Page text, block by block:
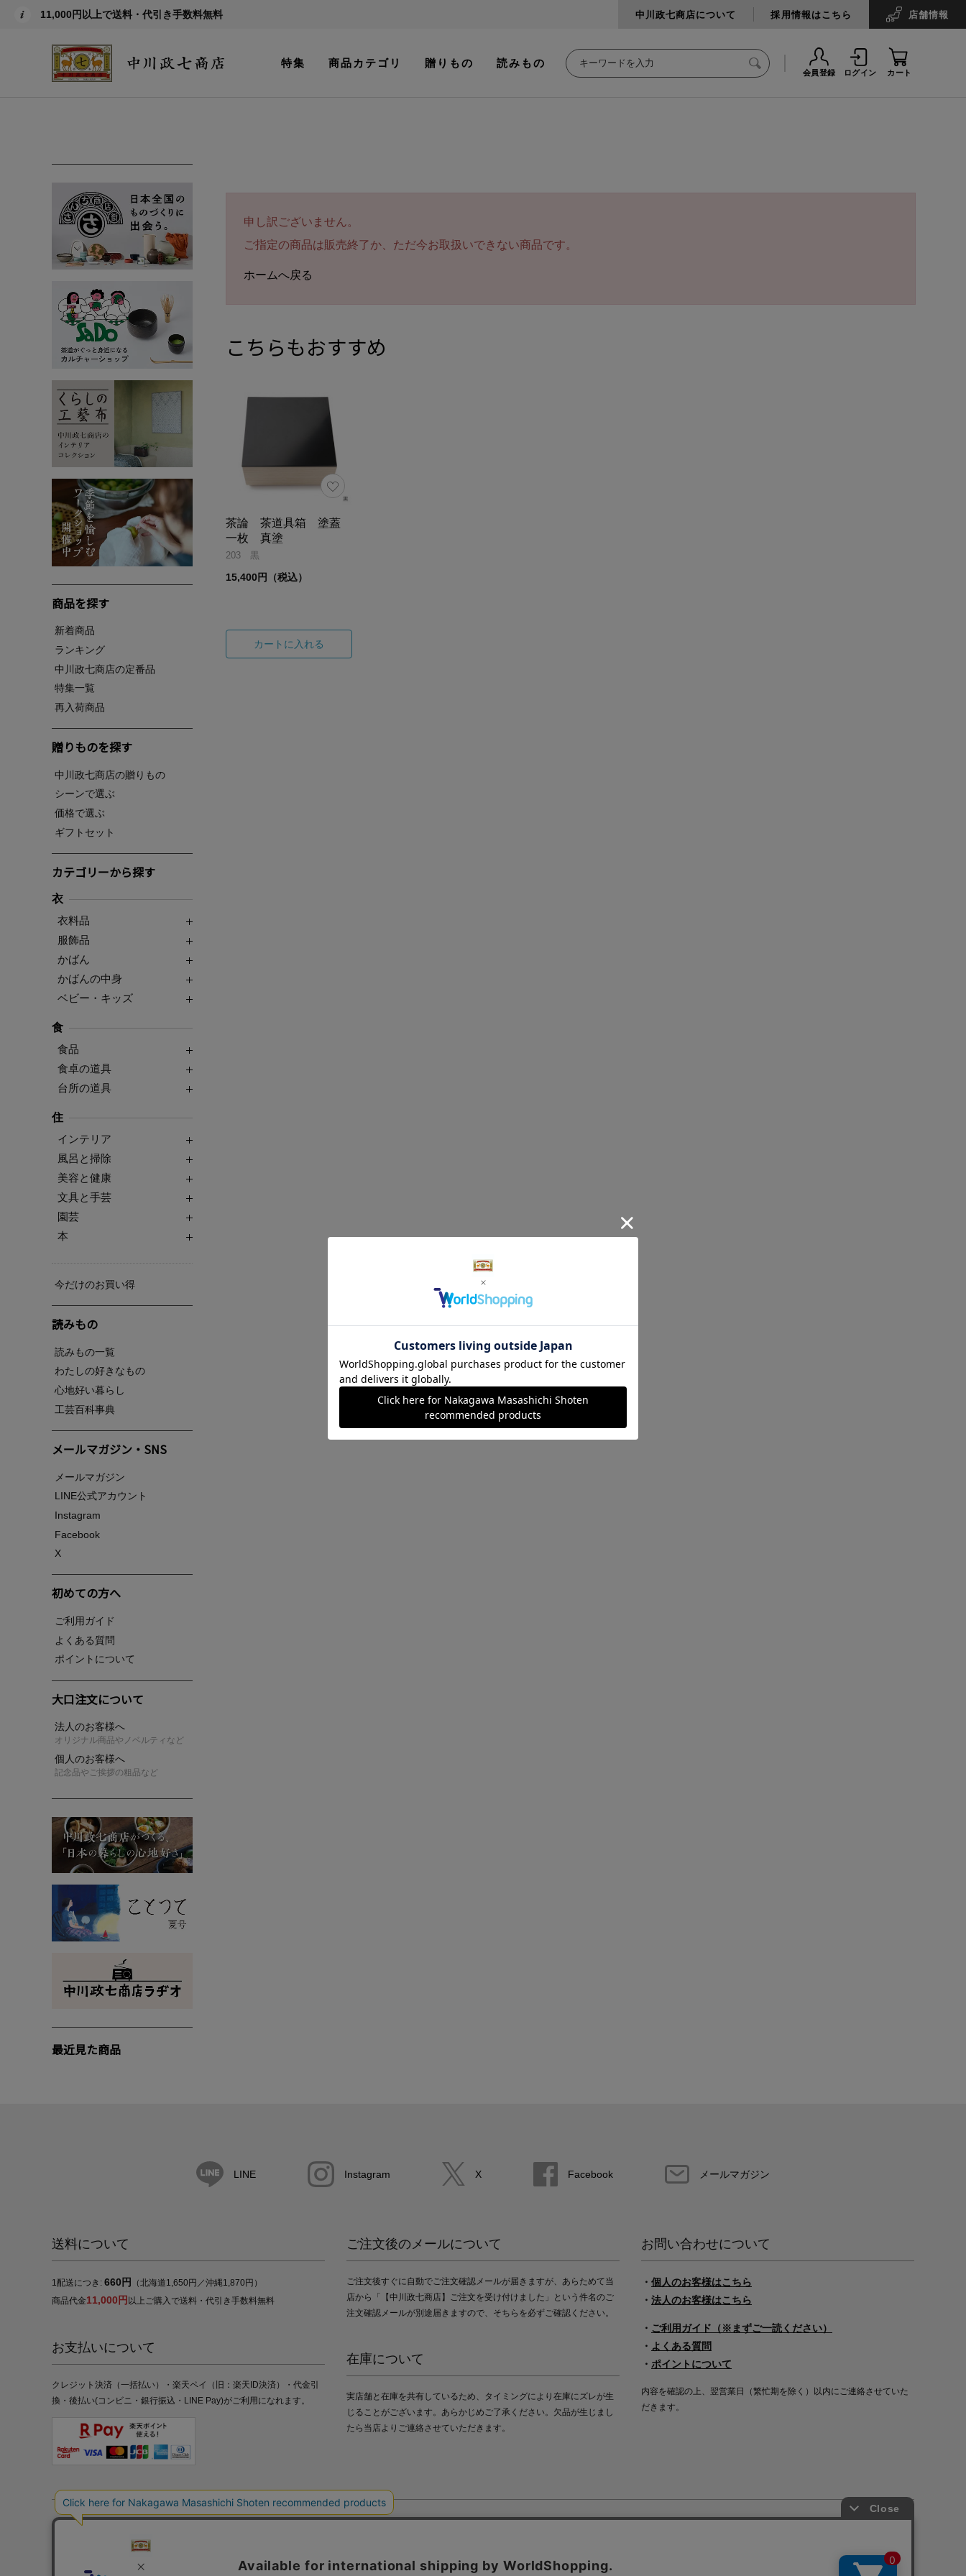
11,000円以上で送料・代引き手数料無料 中川政七商店について 採用情報はこちら 店舗情報
特集 商品カテゴリ 贈りもの 読みもの
会員登録 ログイン カート
商品を探す
新着商品
ランキング
中川政七商店の定番品
特集一覧
再入荷商品
贈りものを探す
中川政七商店の贈りもの
シーンで選ぶ
価格で選ぶ
ギフトセット
カテゴリーから探す
衣
衣料品
服飾品
かばん
かばんの中身
ベビー・キッズ
食
食品
食卓の道具
台所の道具
住
インテリア
風呂と掃除
美容と健康
文具と手芸
園芸
本
今だけのお買い得
読みもの
読みもの一覧
わたしの好きなもの
心地好い暮らし
工芸百科事典
メールマガジン・SNS
メールマガジン
LINE公式アカウント
Instagram
Facebook
X
初めての方へ
ご利用ガイド
よくある質問
ポイントについて
大口注文について
法人のお客様へ
オリジナル商品やノベルティなど
個人のお客様へ
記念品やご挨拶の粗品など
最近見た商品
申し訳ございません。
ご指定の商品は販売終了か、ただ今お取扱いできない商品です。
ホームへ戻る
こちらもおすすめ
茶論 茶道具箱 塗蓋
一枚 真塗
203 黒
15,400円（税込）
カートに入れる
LINE Instagram X Facebook メールマガジン
送料について
1配送につき: 660円
（北海道1,650円／沖縄1,870円）
商品代金11,000円 以上ご購入で送料・代引き手数料無料
お支払いについて
クレジット決済（一括払い）・楽天ペイ（旧：楽天ID決済）・代金引
換・後払い(コンビニ・銀行振込・LINE Pay)がご利用になれます。
ご注文後のメールについて
ご注文後すぐに自動でご注文確認メールが届きますが、あらためて当
店から「【中川政七商店】ご注文を受け付けました」という件名のご
注文確認メールが別途届きますので、そちらを必ずご確認ください。
在庫について
実店舗と在庫を共有しているため、タイミングにより在庫にズレが生
じることがございます。あらかじめご了承ください。欠品が生じまし
たら当店よりご連絡させていただきます。
お問い合わせについて
・ 個人のお客様はこちら
・ 法人のお客様はこちら
・ ご利用ガイド（※まずご一読ください）
・ よくある質問
・ ポイントについて
内容を確認の上、翌営業日（繁忙期を除く）以内にご連絡させていた
だきます。
プライバシーポリシー